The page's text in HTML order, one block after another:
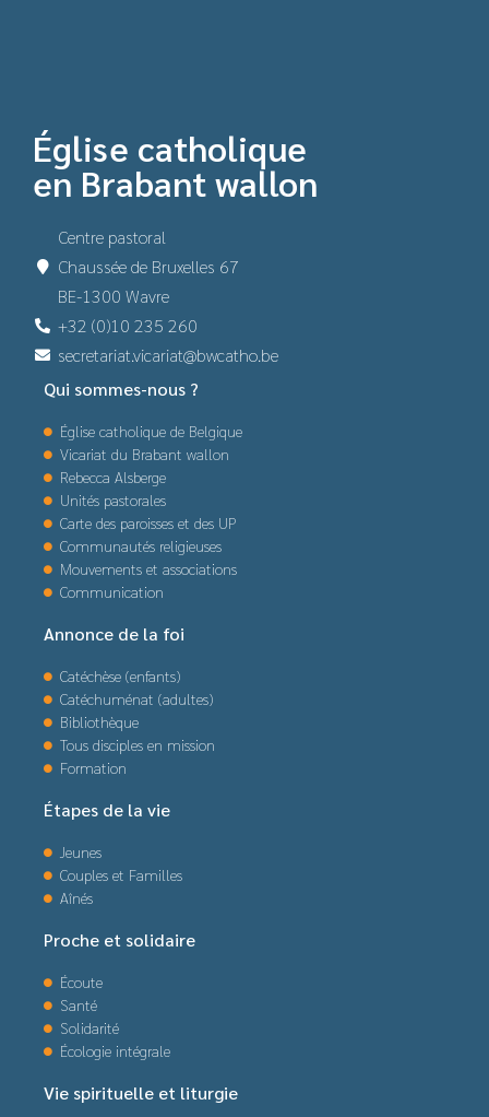
Église catholique
en Brabant wallon
Centre pastoral
Chaussée de Bruxelles 67
BE-1300 Wavre
+32 (0)10 235 260
secretariat.vicariat@bwcatho.be
Qui sommes-nous ?
Église catholique de Belgique
Vicariat du Brabant wallon
Rebecca Alsberge
Unités pastorales
Carte des paroisses et des UP
Communautés religieuses
Mouvements et associations
Communication
Annonce de la foi
Catéchèse (enfants)
Catéchuménat (adultes)
Bibliothèque
Tous disciples en mission
Formation
Étapes de la vie
Jeunes
Couples et Familles
Aînés
Proche et solidaire
Écoute
Santé
Solidarité
Écologie intégrale
Vie spirituelle et liturgie